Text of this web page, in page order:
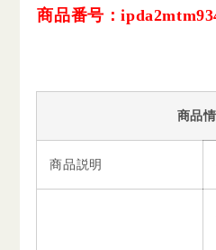
商品番号：
商品
商品説明